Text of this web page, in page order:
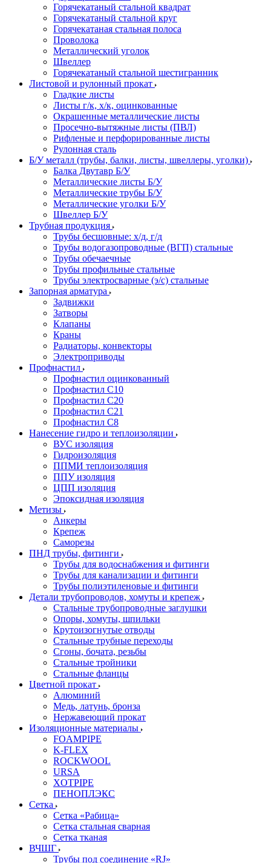
Горячекатаный стальной квадрат
Горячекатаный стальной круг
Горячекатаная стальная полоса
Проволока
Металлический уголок
Швеллер
Горячекатаный стальной шестигранник
Листовой и рулонный прокат
Гладкие листы
Листы г/к, х/к, оцинкованные
Окрашенные металлические листы
Просечно-вытяжные листы (ПВЛ)
Рифленые и перфорированные листы
Рулонная сталь
Б/У металл (трубы, балки, листы, швеллеры, уголки)
Балка Двутавр Б/У
Металлические листы Б/У
Металлические трубы Б/У
Металлические уголки Б/У
Швеллер Б/У
Трубная продукция
Трубы бесшовные: х/д, г/д
Трубы водогазопроводные (ВГП) стальные
Трубы обечаечные
Трубы профильные стальные
Трубы электросварные (э/с) стальные
Запорная арматура
Задвижки
Затворы
Клапаны
Краны
Радиаторы, конвекторы
Электроприводы
Профнастил
Профнастил оцинкованный
Профнастил С10
Профнастил С20
Профнастил С21
Профнастил С8
Нанесение гидро и теплоизоляции
ВУС изоляция
Гидроизоляция
ППМИ теплоизоляция
ППУ изоляция
ЦПП изоляция
Эпоксидная изоляция
Метизы
Анкеры
Крепеж
Саморезы
ПНД трубы, фитинги
Трубы для водоснабжения и фитинги
Трубы для канализации и фитинги
Трубы полиэтиленовые и фитинги
Детали трубопроводов, хомуты и крепеж
Стальные трубопроводные заглушки
Опоры, хомуты, шпильки
Крутоизогнутые отводы
Стальные трубные переходы
Сгоны, бочата, резьбы
Стальные тройники
Стальные фланцы
Цветной прокат
Алюминий
Медь, латунь, бронза
Нержавеющий прокат
Изоляционные материалы
FOAMPIPE
K-FLEX
ROCKWOOL
URSA
XOTPIPE
ПЕНОПЛЭКС
Сетка
Сетка «Рабица»
Сетка стальная сварная
Сетка тканая
ВЧШГ
Трубы под соединение «RJ»